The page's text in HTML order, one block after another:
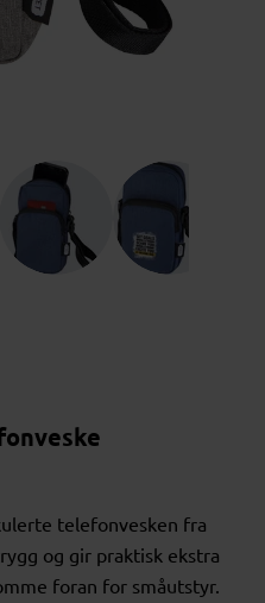
telefonvesken fra
og gir praktisk ekstra
foran for småutstyr.